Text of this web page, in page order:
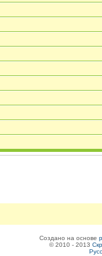
Создано на основе
© 2010 - 2013